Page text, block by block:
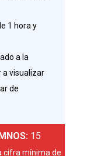
1 hora y
a la
a visualizar
de
15
cifra mínima de